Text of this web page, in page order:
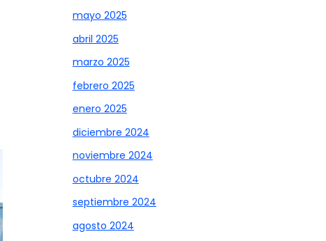
mayo 2025
abril 2025
marzo 2025
febrero 2025
enero 2025
diciembre 2024
noviembre 2024
octubre 2024
septiembre 2024
agosto 2024